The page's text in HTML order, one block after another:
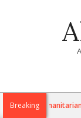
Navigation
MenuBreaking
as humanitarian